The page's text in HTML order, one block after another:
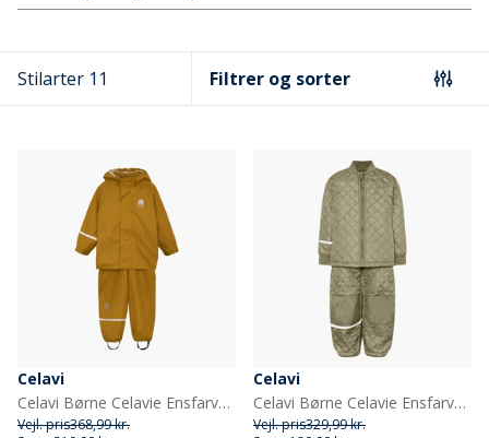
Stilarter 11 Filtrer og sorter
Celavi
Celavi Børne Celavie Ensfarvet PU Basis Regntøjs Sæt Buckthorn Brown
Vejl. pris368,99 kr.
Celavi
Celavi Børne Celavie Ensfarvet Basis Termosæt Khaki
Vejl. pris329,99 kr.